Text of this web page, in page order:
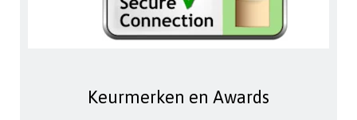
Keurmerken en Awards